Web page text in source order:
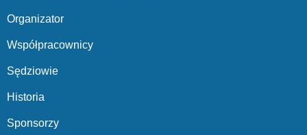
Organizator
Współpracownicy
Sędziowie
Historia
Sponsorzy